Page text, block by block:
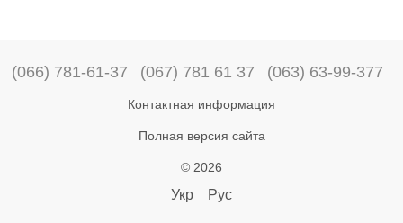
(066) 781-61-37 (067) 781 61 37 (063) 63-99-377
Контактная информация
Полная версия сайта
© 2026
Укр Рус